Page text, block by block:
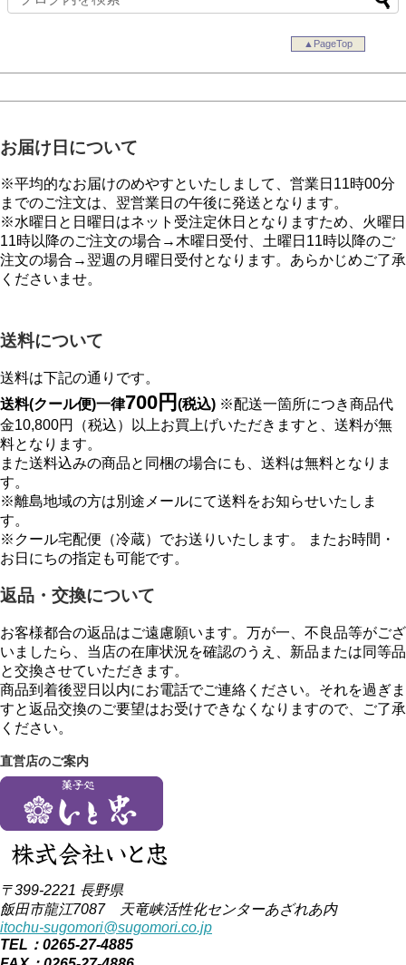
▲PageTop
お届け日について
※平均的なお届けのめやすといたしまして、営業日11時00分
までのご注文は、翌営業日の午後に発送となります。
※水曜日と日曜日はネット受注定休日となりますため、火曜日
11時以降のご注文の場合→木曜日受付、土曜日11時以降のご
注文の場合→翌週の月曜日受付となります。あらかじめご了承
くださいませ。
送料について
送料は下記の通りです。
送料(クール便)一律700円 (税込) ※配送一箇所につき商品代
金10,800円（税込）以上お買上げいただきますと、送料が無
料となります。
また送料込みの商品と同梱の場合にも、送料は無料となりま
す。
※離島地域の方は別途メールにて送料をお知らせいたしま
す。
※クール宅配便（冷蔵）でお送りいたします。 またお時間・
お日にちの指定も可能です。
返品・交換について
お客様都合の返品はご遠慮願います。万が一、不良品等がござ
いましたら、当店の在庫状況を確認のうえ、新品または同等品
と交換させていただきます。
商品到着後翌日以内にお電話でご連絡ください。それを過ぎま
すと返品交換のご要望はお受けできなくなりますので、ご了承
ください。
直営店のご案内
〒399-2221 長野県
飯田市龍江7087 天竜峡活性化センターあざれあ内
itochu-sugomori@sugomori.co.jp
TEL：0265-27-4885